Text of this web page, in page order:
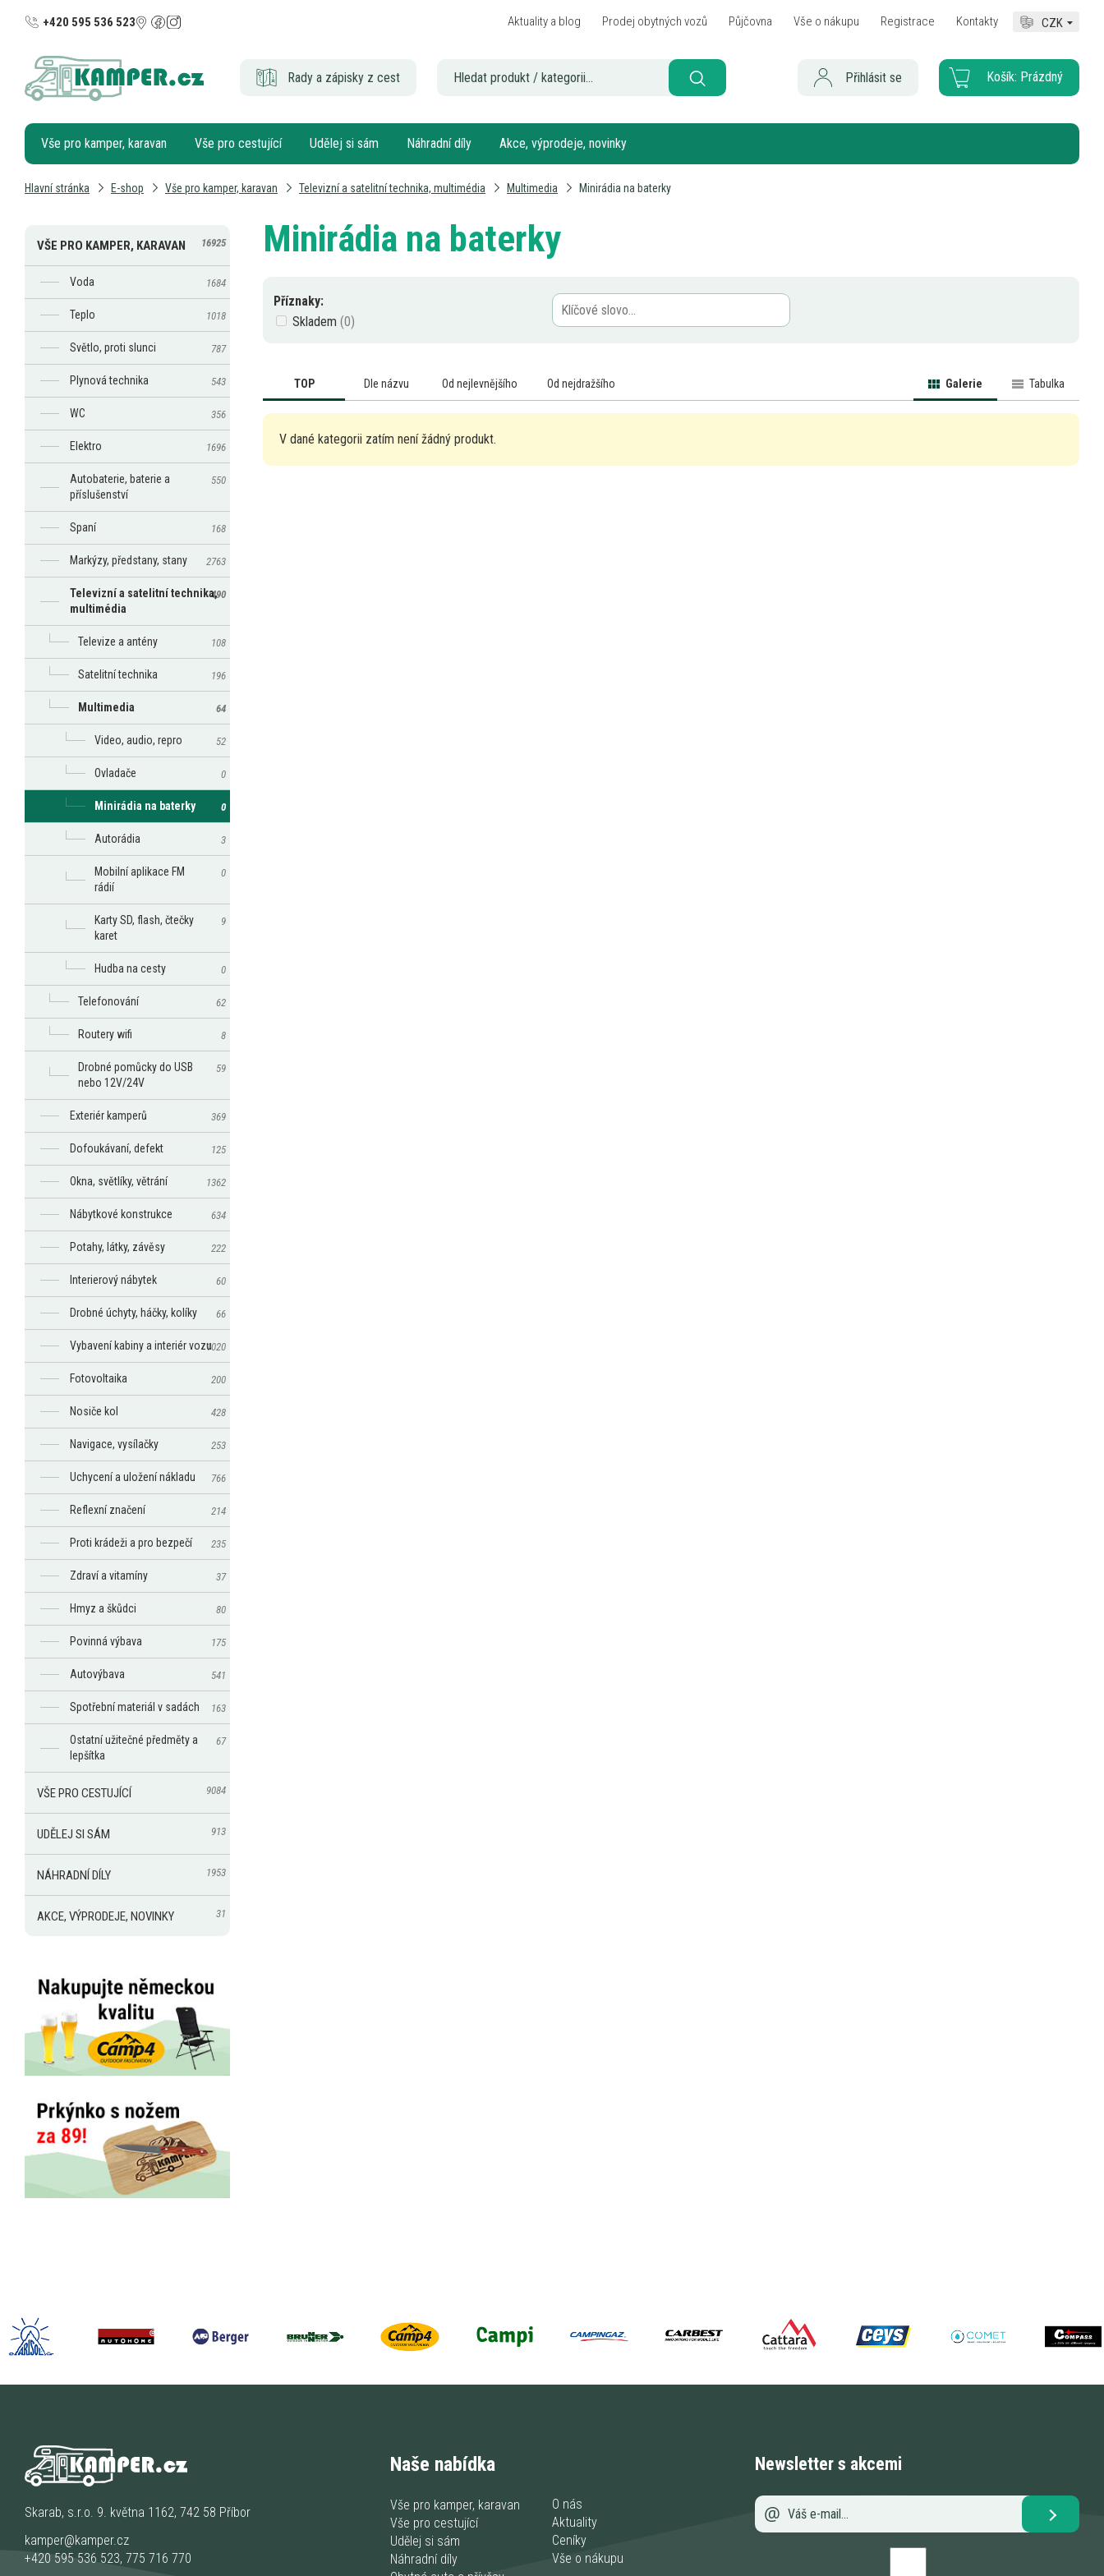
+420 595 536 523 Aktuality a blog Prodej obytných vozů Půjčovna Vše o nákupu Registrace Kontakty CZK
Rady a zápisky z cest Košík: Prázdný
Přihlásit se
Vše pro kamper, karavan Vše pro cestující Udělej si sám Náhradní díly Akce, výprodeje, novinky
Hlavní stránka E-shop Vše pro kamper, karavan Televizní a satelitní technika, multimédia Multimedia Minirádia na baterky
Minirádia na baterky
Příznaky:
Skladem
TOP Dle názvu Od nejlevnějšího Od nejdražšího Tabulka
Galerie
V dané kategorii zatím není žádný produkt.
VŠE PRO KAMPER, KARAVAN 16925
Voda 1684
Teplo 1018
Světlo, proti slunci 787
Plynová technika 543
WC 356
Elektro 1696
Autobaterie, baterie a
příslušenství
550
Spaní 168
Markýzy, předstany, stany 2763
Televizní a satelitní technika,
multimédia
490
Televize a antény 108
Satelitní technika 196
Multimedia 64
Video, audio, repro 52
Ovladače 0
Minirádia na baterky 0
Autorádia 3
Mobilní aplikace FM
rádií
0
Karty SD, flash, čtečky
karet
9
Hudba na cesty 0
Telefonování 62
Routery wifi 8
Drobné pomůcky do USB
nebo 12V/24V
59
Exteriér kamperů 369
Dofoukávaní, defekt 125
Okna, světlíky, větrání 1362
Nábytkové konstrukce 634
Potahy, látky, závěsy 222
Interierový nábytek 60
Drobné úchyty, háčky, kolíky 66
Vybavení kabiny a interiér vozu1020
Fotovoltaika 200
Nosiče kol 428
Navigace, vysílačky 253
Uchycení a uložení nákladu 766
Reflexní značení 214
Proti krádeži a pro bezpečí 235
Zdraví a vitamíny 37
Hmyz a škůdci 80
Povinná výbava 175
Autovýbava 541
Spotřební materiál v sadách 163
Ostatní užitečné předměty a
lepšítka
67
VŠE PRO CESTUJÍCÍ 9084
UDĚLEJ SI SÁM 913
NÁHRADNÍ DÍLY 1953
AKCE, VÝPRODEJE, NOVINKY 31
Skarab, s.r.o. 9. května 1162, 742 58 Příbor
kamper@kamper.cz
+420 595 536 523, 775 716 770
Naše nabídka
Vše pro kamper, karavan
Vše pro cestující
Udělej si sám
Náhradní díly
O nás
Aktuality
Ceníky
Vše o nákupu
Newsletter s akcemi